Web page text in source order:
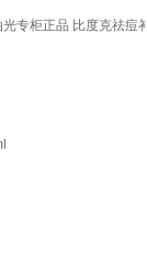
专柜正品 比度克祛